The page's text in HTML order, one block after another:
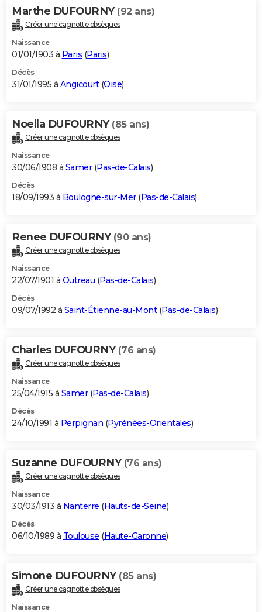
Marthe DUFOURNY (92 ans)
Créer une cagnotte obsèques
Naissance
01/01/1903 à Paris (Paris)
Décès
31/01/1995 à Angicourt(Oise)
Noella DUFOURNY (85 ans)
Créer une cagnotte obsèques
Naissance
30/06/1908 à Samer(Pas-de-Calais)
Décès
18/09/1993 à Boulogne-sur-Mer(Pas-de-Calais)
Renee DUFOURNY (90 ans)
Créer une cagnotte obsèques
Naissance
22/07/1901 à Outreau (Pas-de-Calais)
Décès
09/07/1992 à Saint-Étienne-au-Mont(Pas-de-Calais)
Charles DUFOURNY (76 ans)
Créer une cagnotte obsèques
Naissance
25/04/1915 à Samer(Pas-de-Calais)
Décès
24/10/1991 à Perpignan (Pyrénées-Orientales)
Suzanne DUFOURNY (76 ans)
Créer une cagnotte obsèques
Naissance
30/03/1913 à Nanterre (Hauts-de-Seine)
Décès
06/10/1989 à Toulouse (Haute-Garonne)
Simone DUFOURNY (85 ans)
Créer une cagnotte obsèques
Naissance